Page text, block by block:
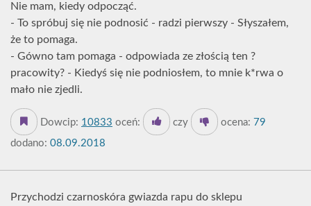
Nie mam, kiedy odpocząć.
- To spróbuj się nie podnosić - radzi pierwszy - Słyszałem,
że to pomaga.
- Gówno tam pomaga - odpowiada ze złością ten ?
pracowity? - Kiedyś się nie podniosłem, to mnie k*rwa o
mało nie zjedli.
Dowcip: 10833 oceń: czy ocena: 79
dodano: 08.09.2018
Przychodzi czarnoskóra gwiazda rapu do sklepu